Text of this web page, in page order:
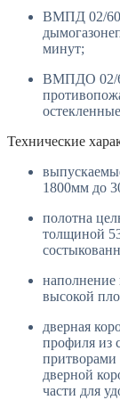
ВМПД 02/60
минут;
ВМПДО 02/
Технические
1800мм до
полотна
толщиной
наполнение
высокой
дверная
профиля из
дверной
части для